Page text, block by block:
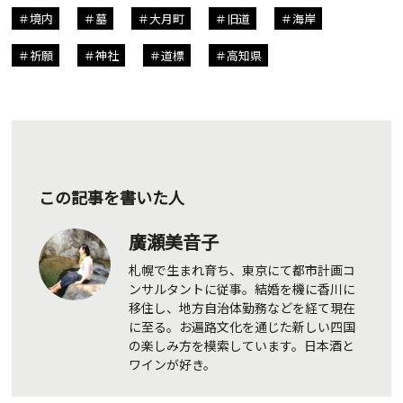
境内 墓 大月町 旧道 海岸
祈願 神社 道標 高知県
この記事を書いた人
廣瀬美音子
札幌で生まれ育ち、東京にて都市計画コ
ンサルタントに従事。結婚を機に香川に
移住し、地方自治体勤務などを経て現在
に至る。お遍路文化を通じた新しい四国
の楽しみ方を模索しています。日本酒と
ワインが好き。